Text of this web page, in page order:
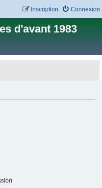
Connexion
Inscription
d'avant 1983